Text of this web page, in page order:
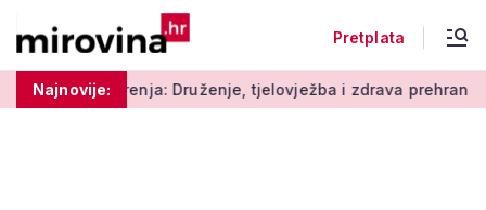
Pretplata
Najnovije:
Druženje, tjelovježba i zdrava prehrana za umirovljenike